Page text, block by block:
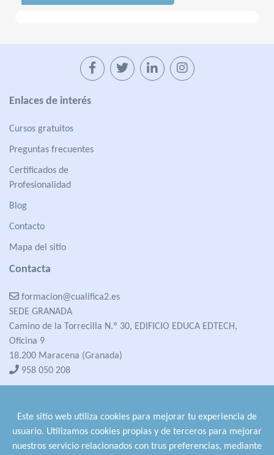
Enlaces de interés
Cursos gratuitos
Preguntas frecuentes
Certificados de
Profesionalidad
Blog
Contacto
Mapa del sitio
Contacta
formacion@cualifica2.es
SEDE GRANADA
Camino de la Torrecilla N.º 30, EDIFICIO EDUCA EDTECH,
Oficina 9
18.200 Maracena (Granada)
958 050 208
Este sitio web utiliza cookies para mejorar tu experiencia de
usuario. Utilizamos cookies propias y de terceros para mejorar
nuestros servicio relacionados con trus preferencias, mediante